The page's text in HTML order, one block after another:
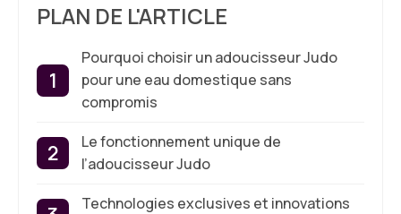
PLAN DE L'ARTICLE
Pourquoi choisir un adoucisseur Judo
pour une eau domestique sans
compromis
Le fonctionnement unique de
l’adoucisseur Judo
Technologies exclusives et innovations